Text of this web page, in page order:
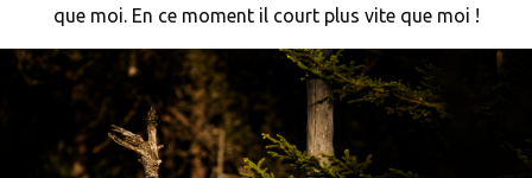
que moi. En ce moment il court plus vite que moi !